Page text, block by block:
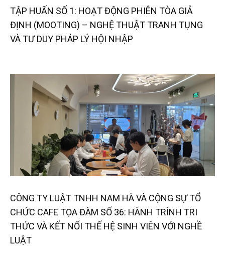
TẬP HUẤN SỐ 1: HOẠT ĐỘNG PHIÊN TÒA GIẢ
ĐỊNH (MOOTING) – NGHỆ THUẬT TRANH TỤNG
VÀ TƯ DUY PHÁP LÝ HỘI NHẬP
CÔNG TY LUẬT TNHH NAM HÀ VÀ CỘNG SỰ TỔ
CHỨC CAFE TỌA ĐÀM SỐ 36: HÀNH TRÌNH TRI
THỨC VÀ KẾT NỐI THẾ HỆ SINH VIÊN VỚI NGHỀ
LUẬT